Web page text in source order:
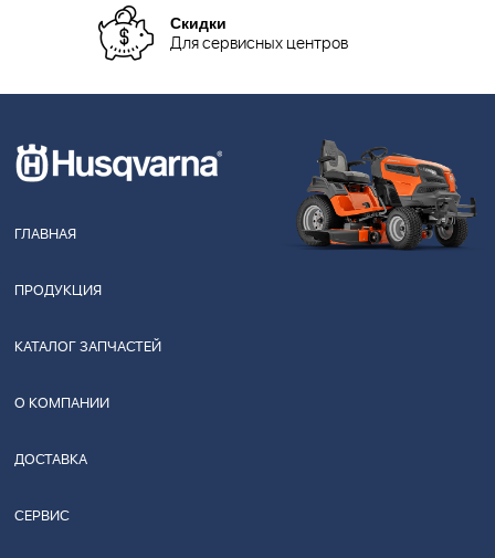
Скидки
Для сервисных центров
ГЛАВНАЯ
ПРОДУКЦИЯ
КАТАЛОГ ЗАПЧАСТЕЙ
О КОМПАНИИ
ДОСТАВКА
СЕРВИС